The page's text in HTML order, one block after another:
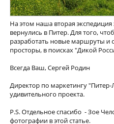
На этом наша вторая
вернулись в Питер. Для того,
разработать новые маршруты и
просторы, в поисках "Дикой
Всегда Ваш, Сергей Родин
Директор по маркетингу "Питер-
удивительного проекта.
P.S. Отдельное спасибо - Зое
фотографии в этой статье.